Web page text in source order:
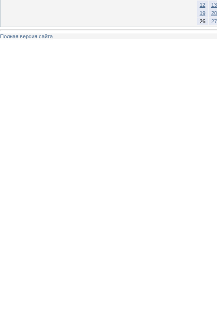
12
13
19
20
26
27
Полная версия сайта